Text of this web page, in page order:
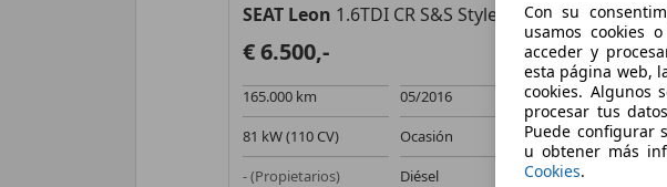
SEAT Leon 1.6TDI CR S&S Style 110
€ 6.500,-
165.000 km
05/2016
81 kW (110 CV)
Ocasión
- (Propietarios)
Diésel
Peugeot
€
173.738 km
96 kW (131
Con su
usamos cookies
acceder y
esta página web,
cookies. Algunos
procesar tus
Puede configurar
u obtener más
Cookies.